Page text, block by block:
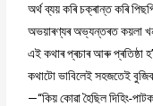
অৰ্থ ব্যয় কৰি চক্ৰান্ত কৰি
অভয়াৰণ্যৰ অভ্যন্তৰত কয়লা
এই কথাৰ প্ৰচাৰ আৰু প্ৰতিষ্ঠা
কথাটো ভাবিলেই সহজতেই
—“কিয় কোৱা হৈছিল দিহিং-